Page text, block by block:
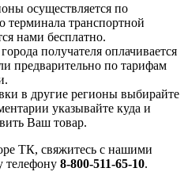
осуществляется по
терминала транспортной
нами бесплатно.
получателя оплачивается
предварительно по тарифам
в другие регионы выбирайте
указывайте куда и
Ваш товар.
ТК, свяжитесь с нашими
телефону 8-800-511-65-10.